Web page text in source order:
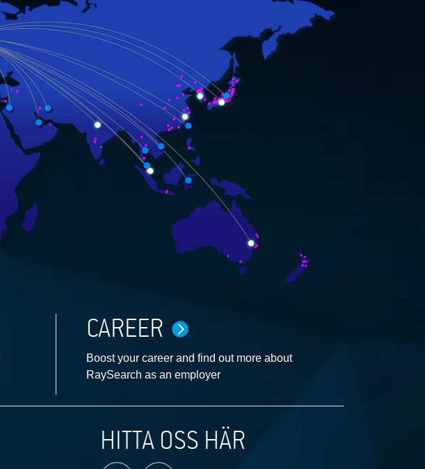
CAREER
Boost your career and find out more about
RaySearch as an employer
HITTA OSS HÄR